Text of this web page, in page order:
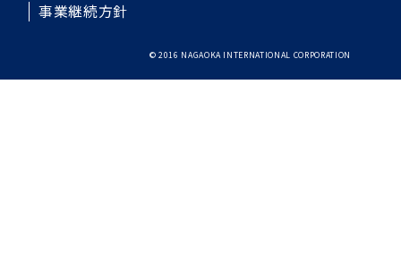
事業継続方針
© 2016 NAGAOKA INTERNATIONAL CORPORATION